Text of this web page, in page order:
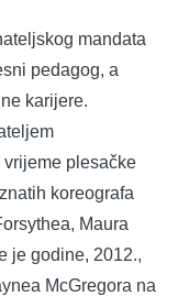
mandata
pedagog, a
karijere.
plesačke
koreografa
Maura
je godine, 2012.,
McGregora na